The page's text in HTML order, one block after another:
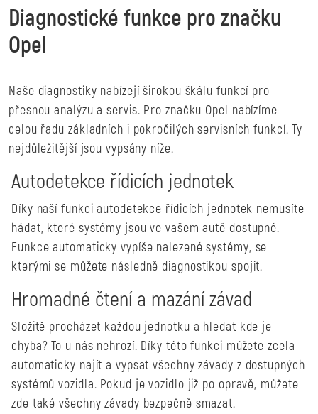
Diagnostické funkce pro značku
Opel
Naše diagnostiky nabízejí širokou škálu funkcí pro
přesnou analýzu a servis. Pro značku Opel nabízíme
celou řadu základních i pokročilých servisních funkcí. Ty
nejdůležitější jsou vypsány níže.
Autodetekce řídicích jednotek
Díky naší funkci autodetekce řídicích jednotek nemusíte
hádat, které systémy jsou ve vašem autě dostupné.
Funkce automaticky vypíše nalezené systémy, se
kterými se můžete následně diagnostikou spojit.
Hromadné čtení a mazání závad
Složitě procházet každou jednotku a hledat kde je
chyba? To u nás nehrozí. Díky této funkci můžete zcela
automaticky najít a vypsat všechny závady z dostupných
systémů vozidla. Pokud je vozidlo již po opravě, můžete
zde také všechny závady bezpečně smazat.